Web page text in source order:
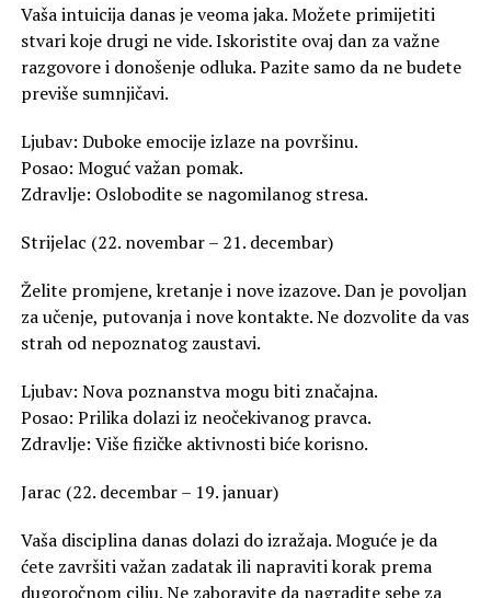
Vaša intuicija danas je veoma jaka. Možete primijetiti
stvari koje drugi ne vide. Iskoristite ovaj dan za važne
razgovore i donošenje odluka. Pazite samo da ne budete
previše sumnjičavi.
Ljubav: Duboke emocije izlaze na površinu.
Posao: Moguć važan pomak.
Zdravlje: Oslobodite se nagomilanog stresa.
Strijelac (22. novembar – 21. decembar)
Želite promjene, kretanje i nove izazove. Dan je povoljan
za učenje, putovanja i nove kontakte. Ne dozvolite da vas
strah od nepoznatog zaustavi.
Ljubav: Nova poznanstva mogu biti značajna.
Posao: Prilika dolazi iz neočekivanog pravca.
Zdravlje: Više fizičke aktivnosti biće korisno.
Jarac (22. decembar – 19. januar)
Vaša disciplina danas dolazi do izražaja. Moguće je da
ćete završiti važan zadatak ili napraviti korak prema
dugoročnom cilju. Ne zaboravite da nagradite sebe za